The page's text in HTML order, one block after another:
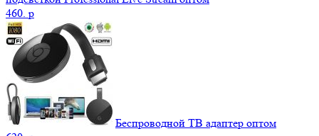
460. p
Беспроводной ТВ адаптер оптом